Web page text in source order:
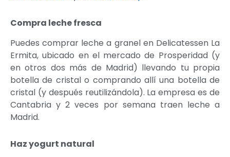
Compra leche fresca
Puedes comprar leche a granel en Delicatessen La
Ermita, ubicado en el mercado de Prosperidad (y
en otros dos más de Madrid) llevando tu propia
botella de cristal o comprando allí una botella de
cristal (y después reutilizándola). La empresa es de
Cantabria y 2 veces por semana traen leche a
Madrid.
Haz yogurt natural